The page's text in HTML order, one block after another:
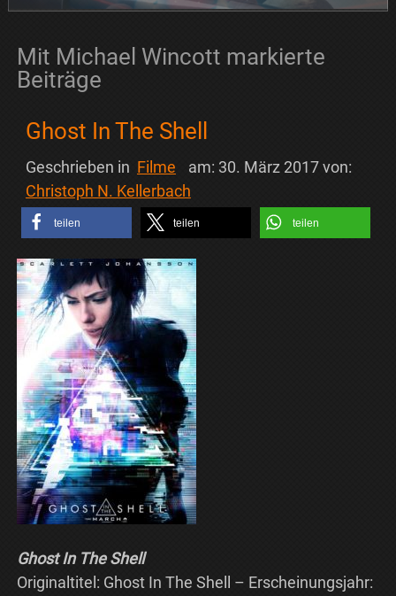
Mit Michael Wincott markierte
Beiträge
Ghost In The Shell
Geschrieben in Filme am: 30. März 2017von:
Christoph N. Kellerbach
teilen teilen teilen
Ghost In The Shell
Originaltitel: Ghost In The Shell – Erscheinungsjahr: